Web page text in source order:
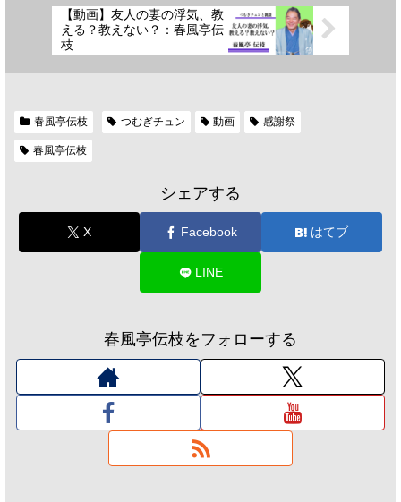
【動画】友人の妻の浮気、教
える？教えない？：春風亭伝
枝
春風亭伝枝 つむぎチュン 動画 感謝祭
春風亭伝枝
シェアする
X Facebook はてブ
LINE
春風亭伝枝をフォローする